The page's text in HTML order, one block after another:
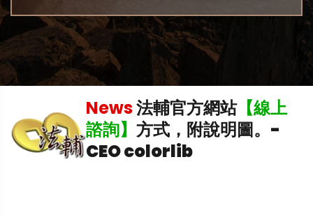
News法輔官方網站【線上
諮詢】 方式，附說明圖。 -
CEO colorlib